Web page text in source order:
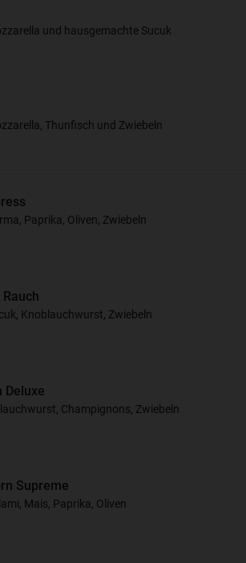
und hausgemachte Sucuk
Thunfisch und Zwiebeln
Paprika, Oliven, Zwiebeln
Knoblauchwurst, Zwiebeln
Deluxe
Champignons, Zwiebeln
Supreme
Mais, Paprika, Oliven